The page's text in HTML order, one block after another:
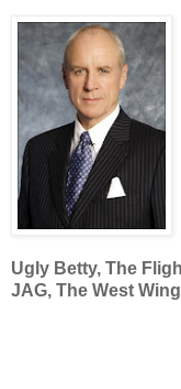
Ugly Betty, The
JAG, The West